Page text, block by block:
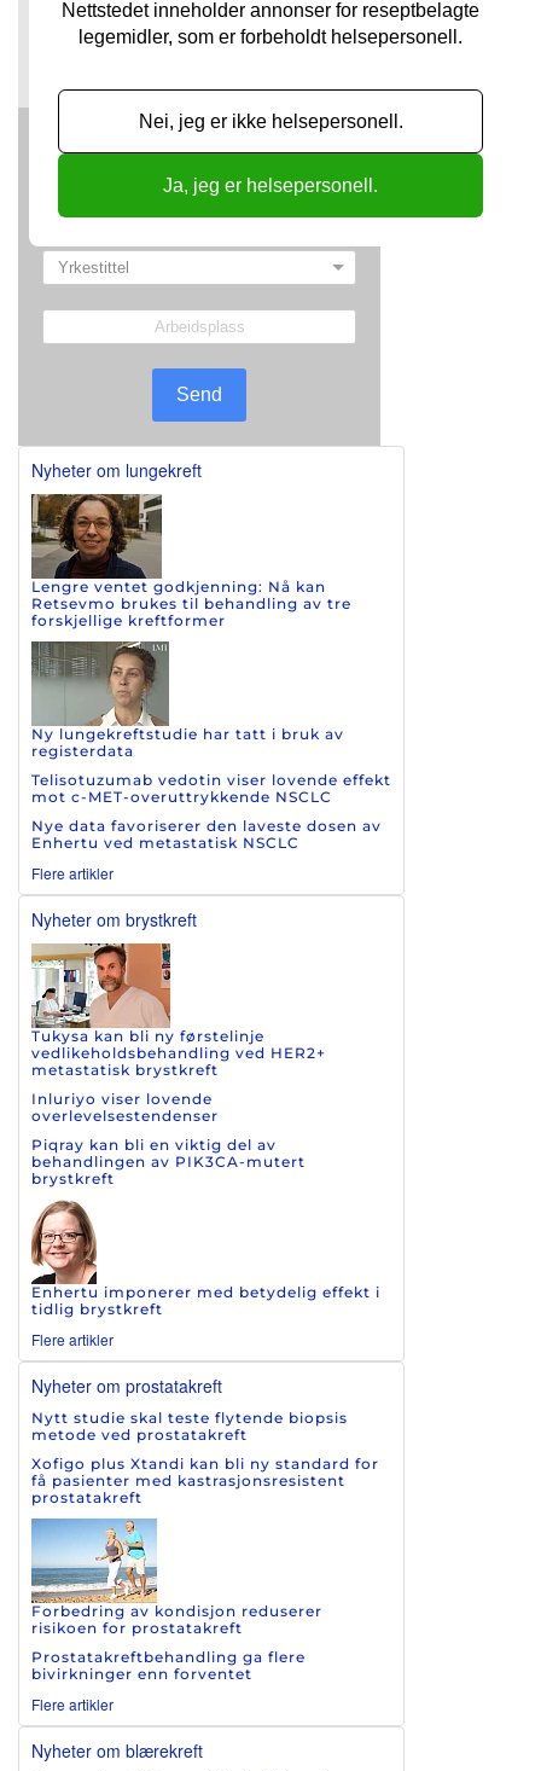
För att du ska få tillgång till vårt kostnadsfria
yrkestitel och arbetsplats, för att verifiera att du
Send
Nyheter om lungekreft
Lengre ventet godkjenning: Nå kan
Retsevmo brukes til behandling av tre
forskjellige kreftformer
Ny lungekreftstudie har tatt i bruk av
registerdata
Telisotuzumab vedotin viser lovende effekt
mot c-MET-overuttrykkende NSCLC
Nye data favoriserer den laveste dosen av
Enhertu ved metastatisk NSCLC
Flere artikler
Nyheter om brystkreft
Tukysa kan bli ny førstelinje
vedlikeholdsbehandling ved HER2+
metastatisk brystkreft
Inluriyo viser lovende
overlevelsestendenser
Piqray kan bli en viktig del av
behandlingen av PIK3CA-mutert
brystkreft
Enhertu imponerer med betydelig effekt i
tidlig brystkreft
Flere artikler
Nyheter om prostatakreft
Nytt studie skal teste flytende biopsis
metode ved prostatakreft
Xofigo plus Xtandi kan bli ny standard for
få pasienter med kastrasjonsresistent
prostatakreft
Forbedring av kondisjon reduserer
risikoen for prostatakreft
Prostatakreftbehandling ga flere
bivirkninger enn forventet
Flere artikler
Nyheter om blærekreft
Nettstedet inneholder annonser for reseptbelagte
legemidler, som er forbeholdt helsepersonell.
Nei, jeg er ikke helsepersonell.
Ja, jeg er helsepersonell.